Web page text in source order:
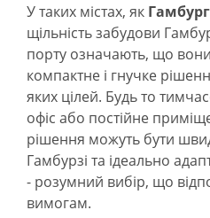
У таких містах, як Гамбург
щільність забудови
порту означають, що
компактне і гнучке
яких цілей. Будь то
офіс або постійне
рішення можуть бути
Гамбурзі та ідеально
- розумний вибір, що
вимогам.